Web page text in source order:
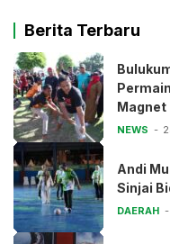
Berita Terbaru
Magnet
NEWS
Andi
Sinjai
DAERAH